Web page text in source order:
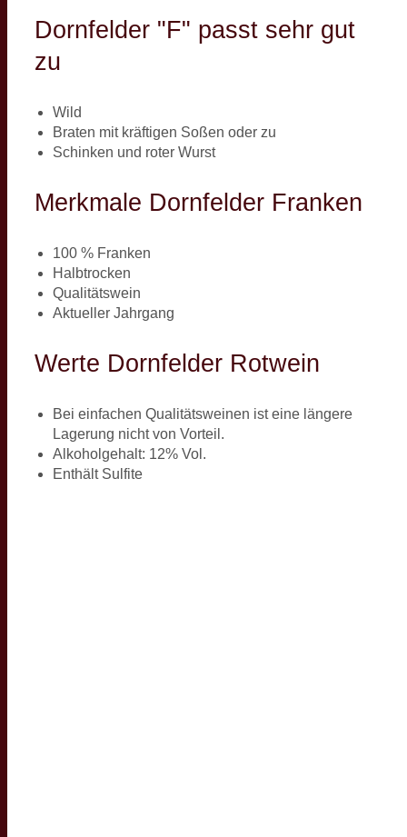
Dornfelder "F" passt sehr gut
zu
Wild
Braten mit kräftigen Soßen oder zu
Schinken und roter Wurst
Merkmale Dornfelder Franken
100 % Franken
Halbtrocken
Qualitätswein
Aktueller Jahrgang
Werte Dornfelder Rotwein
Bei einfachen Qualitätsweinen ist eine längere
Lagerung nicht von Vorteil.
Alkoholgehalt: 12% Vol.
Enthält Sulfite